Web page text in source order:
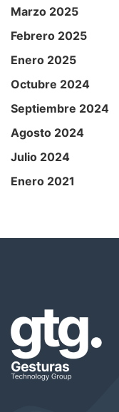
Marzo 2025
Febrero 2025
Enero 2025
Octubre 2024
Septiembre 2024
Agosto 2024
Julio 2024
Enero 2021